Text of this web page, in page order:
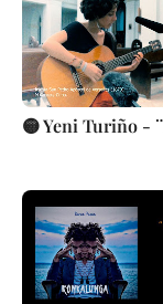
🟡 Yeni Turiño -